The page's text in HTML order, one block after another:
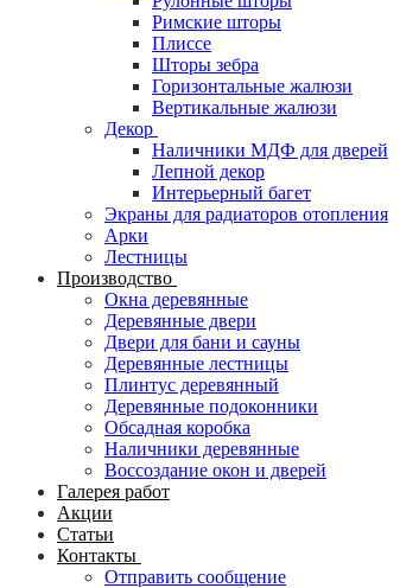
Римские шторы
Плиссе
Шторы зебра
Горизонтальные жалюзи
Вертикальные жалюзи
Декор
Наличники МДФ для дверей
Лепной декор
Интерьерный багет
Экраны для радиаторов отопления
Арки
Лестницы
Производство
Окна деревянные
Деревянные двери
Двери для бани и сауны
Деревянные лестницы
Плинтус деревянный
Деревянные подоконники
Обсадная коробка
Наличники деревянные
Воссоздание окон и дверей
Галерея работ
Акции
Статьи
Контакты
Отправить сообщение